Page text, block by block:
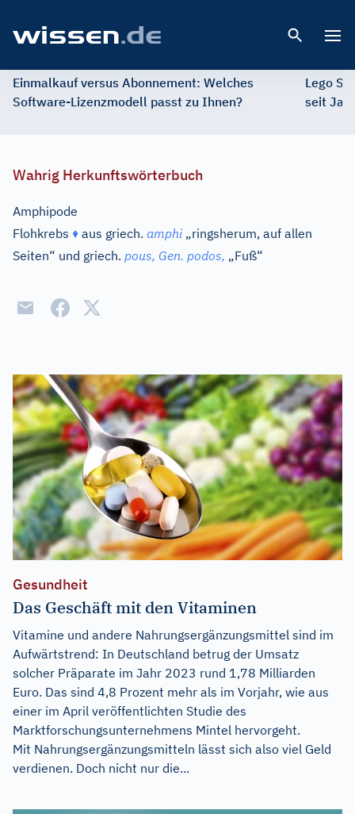
Einmalkauf versus Abonnement: Welches
Software-Lizenzmodell passt zu Ihnen?
Lego
seit
Wahrig Herkunftswörterbuch
Amphipode
Flohkrebs ♦ aus griech. amphi„ringsherum, auf allen
Seiten“ und griech. pous, Gen. podos, „Fuß“
Gesundheit
Das Geschäft mit den Vitaminen
Vitamine und andere Nahrungsergänzungsmittel sind im
Aufwärtstrend: In Deutschland betrug der Umsatz
solcher Präparate im Jahr 2023 rund 1,78 Milliarden
Euro. Das sind 4,8 Prozent mehr als im Vorjahr, wie aus
einer im April veröffentlichten Studie des
Marktforschungsunternehmens Mintel hervorgeht.
Mit Nahrungsergänzungsmitteln lässt sich also viel Geld
verdienen. Doch nicht nur die...